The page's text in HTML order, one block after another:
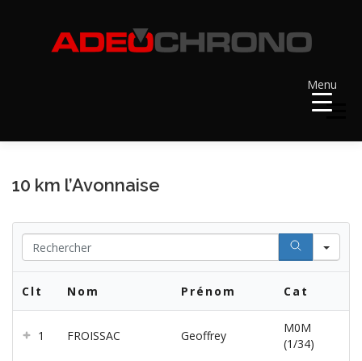
Menu
Menu
RÉCOMPENSES DOSSARDS
CONTACT ET LIENS UTILES
10 km l’Avonnaise
Clt Nom Prénom Cat
1 FROISSAC Geoffrey
M0M
(1/34)